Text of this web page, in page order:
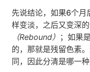
先说结论，如果6个月
样变淡，之后又变深的
（Rebound） ；如果
的，那就是残留色素
同，因此分清是哪一